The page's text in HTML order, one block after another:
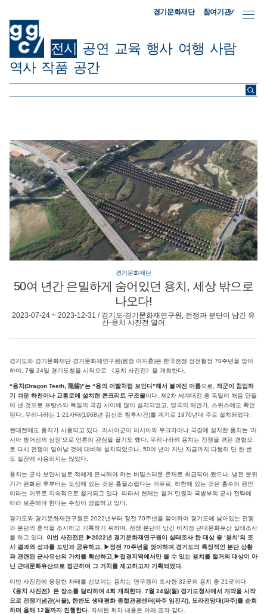
경기문화재단 참여기관/
전시 공연 교육 행사 여행 사람
역사 작품 공간
ggc/
경기문화재단
50여 년간 은밀하게 숨어있던 용치, 세상 밖으로
나오다!
2023-07-24 ~ 2023-12-31 / 경기도∙경기문화재연구원, 전쟁과 분단이 남긴 유
산-용치 사진전 열어
경기도와 경기문화재단 경기문화재연구원(원장 이지훈)은 한국전쟁 정전협정 70주년을 맞이
하여, 7월 24일 경기도청을 시작으로 《용치 사진전》을 개최한다.
“용치(Dragon Teeth, 龍齒)”는 “용의 이빨처럼 보인다”해서 붙여진 이름으로, 적군이 침입하
기 쉬운 하천이나 교통로에 설치한 콘크리트 구조물이다. 제2차 세계대전 중 독일이 처음 만들
어 낸 것으로 프랑스와 독일의 국경 사이에 많이 설치되었고, 영국의 해안가, 스위스에도 확인
된다. 우리나라는 1∙21사태(1968년 김신조 침투사건)를 계기로 1970년대 주로 설치되었다.
현대전에도 용치가 사용되고 있다. 러시아군이 러시아와 우크라이나 국경에 설치한 용치는 ‘러
시아 방어선의 상징’으로 언론의 관심을 끌기도 했다. 우리나라의 용치는 전쟁을 겪은 경험으
로 다시 전쟁이 일어날 것에 대비해 설치되었으나, 50여 년이 지난 지금까지 다행히 단 한 번
도 실전에 사용되지는 않았다.
용치는 군사 보안시설로 적에게 은닉해야 하는 비밀스러운 존재로 취급되어 왔으나, 냉전 분위
기가 완화된 후부터는 도심에 있는 것은 흉물스럽다는 이유로, 하천에 있는 것은 홍수의 원인
이라는 이유로 지속적으로 철거되고 있다. 따라서 현재는 철거 민원과 국방부의 군사 전략에
따라 보존해야 한다는 주장이 양립하고 있다.
경기도와 경기문화재연구원은 2022년부터 정전 70주년을 맞이하여 경기도에 남아있는 전쟁
과 분단의 흔적을 조사하고 기록하기 위하여, 전쟁∙분단이 남긴 비지정 근대문화유산 실태조사
를 하고 있다.
이번 사진전은 ▶2022년 경기문화재연구원이 실태조사 한 대상 중 ‘용치’의 조
사 결과와 성과를 도민과 공유하고, ▶정전 70주년을 맞이하여 경기도의 특징적인 분단 상황
과 관련된 군사유산의 가치를 확산하고,▶접경지역에서만 볼 수 있는 용치를 철거의 대상이 아
닌 근대문화유산으로 접근하여 그 가치를 제고하고자 기획되었다.
이번 사진전에 웅장한 자태를 선보이는 용치는 연구원이 조사한 32곳의 용치 중 21곳이다.
《용치 사진전》은 장소를 달리하여 4회 개최한다. 7월 24일(월) 경기도청사에서 개막을 시작
으로 전쟁기념관(서울), 한반도 생태평화 종합관광센터(파주 임진각), 도라전망대(파주)를 순회
하며 올해 12월까지 진행한다. 자세한 회차 내용은 아래 표와 같다.